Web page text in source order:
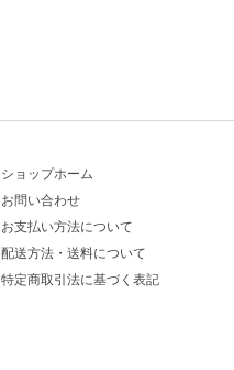
ショップホーム
お問い合わせ
お支払い方法について
配送方法・送料について
特定商取引法に基づく表記